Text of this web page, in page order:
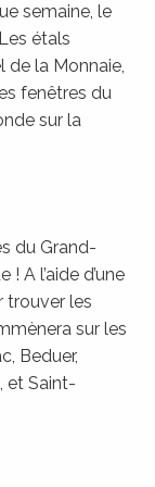
semaine, le
étals
de la Monnaie,
fenêtres du
sur la
du Grand-
A l’aide d’une
trouver les
sur les
Beduer,
et Saint-